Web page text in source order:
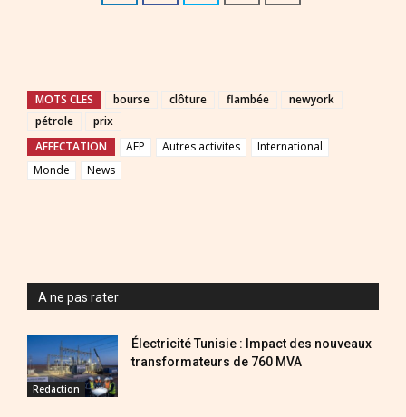
MOTS CLES bourse clôture flambée
newyork
pétrole
prix
AFFECTATION
AFP Autres activites
International
Monde
News
A ne pas rater
Redaction
Électricité Tunisie : Impact des nouveaux
transformateurs de 760 MVA